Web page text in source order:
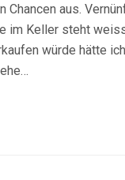
Chancen aus.
im Keller steht
würde hätte